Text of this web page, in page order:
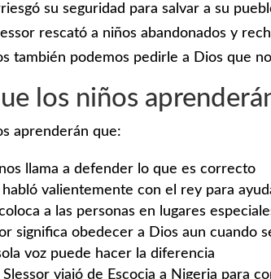
su seguridad para salvar a su
rescató a niños abandonados y
también podemos pedirle a Dios que
los niños
aprenderán que:
llama a defender lo que es correcto
habló valientemente con el rey para
a las personas en lugares
significa obedecer a Dios aun cuando
voz puede hacer la diferencia
Slessor viajó de Escocia a Nigeria para